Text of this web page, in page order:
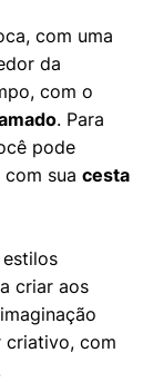
com uma
da
com o
. Para
pode
com sua cesta
criar aos
criativo, com